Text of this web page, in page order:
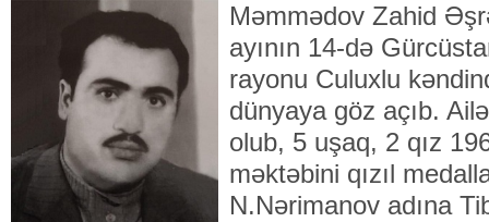
Məmmədov Zahid
ayının 14-də
rayonu Culuxlu
dünyaya göz açıb.
olub, 5 uşaq, 2 qız
məktəbini qızıl
N.Nərimanov adına